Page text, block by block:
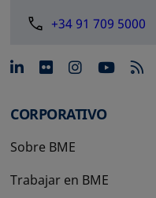
+34 91 709 5000
se abre en
se abre en
se se
CORPORATIVO
Sobre BME
Trabajar en BME